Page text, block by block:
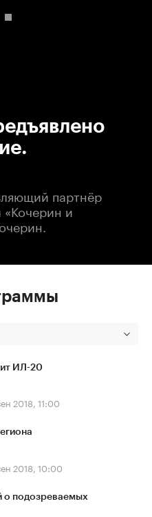
партнёр
и
ИЛ-20
2018, 11:00
2018, 10:00
о подозреваемых